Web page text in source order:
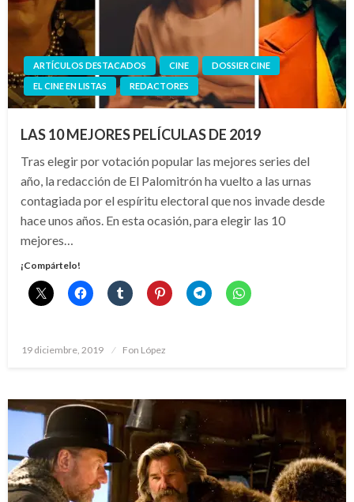
ARTÍCULOS DESTACADOS CINE
DOSSIER CINE
EL CINE EN LISTAS
REDACTORES
LAS 10 MEJORES PELÍCULAS DE 2019
Tras elegir por votación popular las mejores series del
año, la redacción de El Palomitrón ha vuelto a las urnas
contagiada por el espíritu electoral que nos invade desde
hace unos años. En esta ocasión, para elegir las 10
mejores…
¡Compártelo!
Publicado
19 diciembre, 2019 Fon López